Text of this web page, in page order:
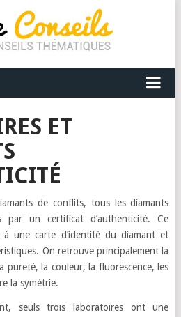
ET
de conflits, tous les diamants
par un certificat d’authenticité. Ce
une carte d’identité du diamant et
On retrouve principalement la
pureté, la couleur, la fluorescence, les
la symétrie.
seuls trois laboratoires ont une